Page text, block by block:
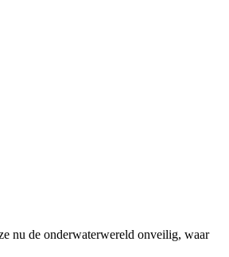
nu de onderwaterwereld onveilig, waar